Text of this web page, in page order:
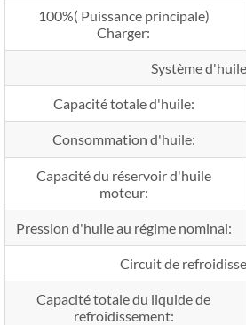
100%( Puissance principale)
Charger:
Système d'huile
Capacité totale d'huile:
Consommation d'huile:
Capacité du réservoir d'huile
moteur:
Pression d'huile au régime nominal:
Circuit de
Capacité totale du liquide de
refroidissement: